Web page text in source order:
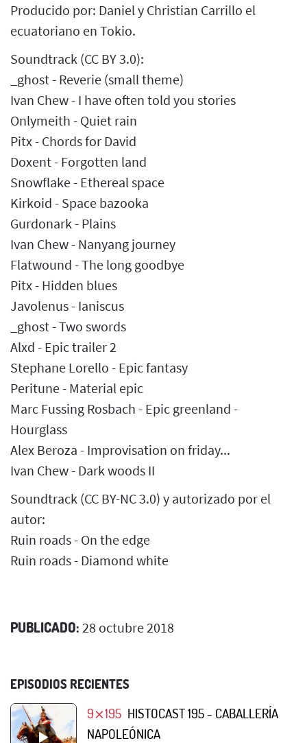
Producido por: Daniel y Christian Carrillo el
ecuatoriano en Tokio.
Soundtrack (CC BY 3.0):
_ghost - Reverie (small theme)
Ivan Chew - I have often told you stories
Onlymeith - Quiet rain
Pitx - Chords for David
Doxent - Forgotten land
Snowflake - Ethereal space
Kirkoid - Space bazooka
Gurdonark - Plains
Ivan Chew - Nanyang journey
Flatwound - The long goodbye
Pitx - Hidden blues
Javolenus - Ianiscus
_ghost - Two swords
Alxd - Epic trailer 2
Stephane Lorello - Epic fantasy
Peritune - Material epic
Marc Fussing Rosbach - Epic greenland -
Hourglass
Alex Beroza - Improvisation on friday...
Ivan Chew - Dark woods II
Soundtrack (CC BY-NC 3.0) y autorizado por el
autor:
Ruin roads - On the edge
Ruin roads - Diamond white
PUBLICADO: 28 octubre 2018
EPISODIOS RECIENTES
9⨯195 HISTOCAST 195 - CABALLERÍA
NAPOLEÓNICA